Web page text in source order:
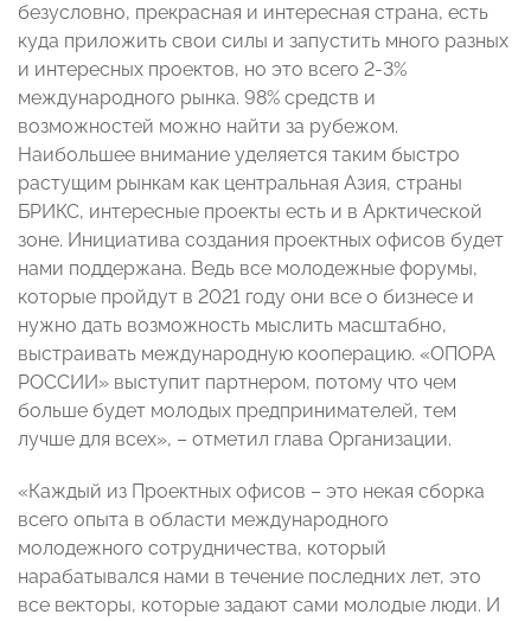
безусловно, прекрасная и интересная страна, есть
куда приложить свои силы и запустить много разных
и интересных проектов, но это всего 2-3%
международного рынка. 98% средств и
возможностей можно найти за рубежом.
Наибольшее внимание уделяется таким быстро
растущим рынкам как центральная Азия, страны
БРИКС, интересные проекты есть и в Арктической
зоне. Инициатива создания проектных офисов будет
нами поддержана. Ведь все молодежные форумы,
которые пройдут в 2021 году они все о бизнесе и
нужно дать возможность мыслить масштабно,
выстраивать международную кооперацию. «ОПОРА
РОССИИ» выступит партнером, потому что чем
больше будет молодых предпринимателей, тем
лучше для всех», – отметил глава Организации.
«Каждый из Проектных офисов – это некая сборка
всего опыта в области международного
молодежного сотрудничества, который
нарабатывался нами в течение последних лет, это
все векторы, которые задают сами молодые люди. И